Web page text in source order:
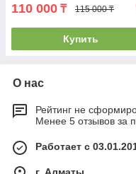
110 000 ₸ 115 000 ₸
Купить
О нас
Рейтинг не
Менее 5 отзывов за
Работает с